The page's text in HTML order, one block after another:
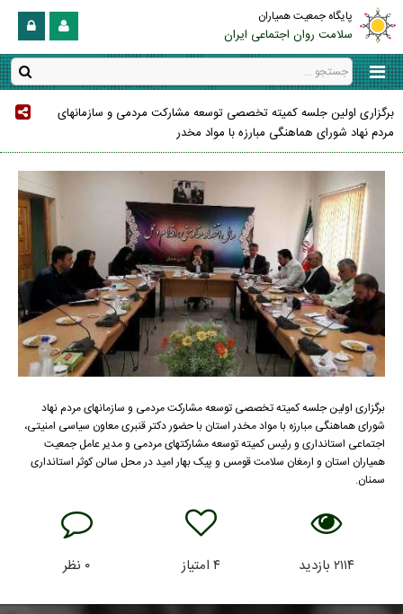
پایگاه جمعیت همیاران
سلامت روان اجتماعی ایران
برگزاری اولین جلسه کمیته تخصصی توسعه مشارکت مردمی و سازمانهای
مردم نهاد شورای هماهنگی مبارزه با مواد مخدر
برگزاری اولین جلسه کمیته تخصصی توسعه مشارکت مردمی و سازمانهای مردم نهاد
شورای هماهنگی مبارزه با مواد مخدر استان با حضور دکتر قنبری معاون سیاسی امنیتی،
اجتماعی استانداری و رئیس کمیته توسعه مشارکتهای مردمی و مدیر عامل جمعیت
همیاران استان و ارمغان سلامت قومس و پیک بهار امید در محل سالن کوثر استانداری
سمنان.
۲۱۱۴ بازدید ۴امتیاز ۰ نظر